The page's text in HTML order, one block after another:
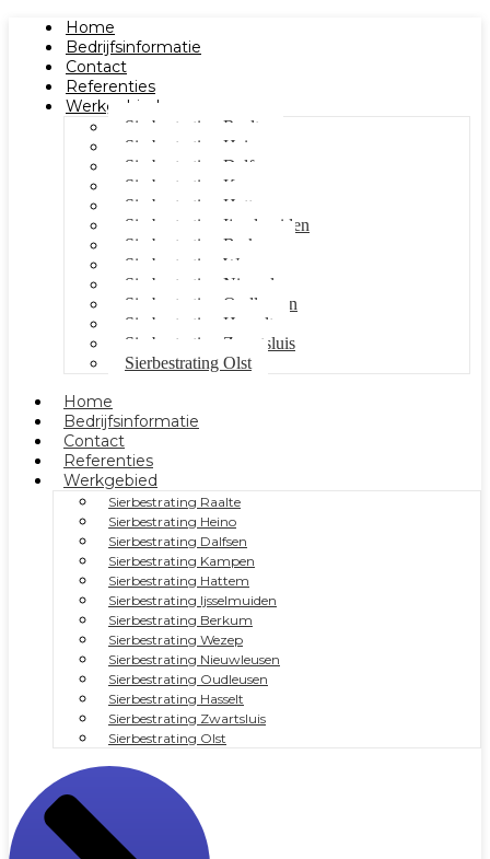
Home
Bedrijfsinformatie
Contact
Referenties
Werkgebied
Sierbestrating Raalte
Sierbestrating Heino
Sierbestrating Dalfsen
Sierbestrating Kampen
Sierbestrating Hattem
Sierbestrating Ijsselmuiden
Sierbestrating Berkum
Sierbestrating Wezep
Sierbestrating Nieuwleusen
Sierbestrating Oudleusen
Sierbestrating Hasselt
Sierbestrating Zwartsluis
Sierbestrating Olst
Home
Bedrijfsinformatie
Contact
Referenties
Werkgebied
Sierbestrating Raalte
Sierbestrating Heino
Sierbestrating Dalfsen
Sierbestrating Kampen
Sierbestrating Hattem
Sierbestrating Ijsselmuiden
Sierbestrating Berkum
Sierbestrating Wezep
Sierbestrating Nieuwleusen
Sierbestrating Oudleusen
Sierbestrating Hasselt
Sierbestrating Zwartsluis
Sierbestrating Olst